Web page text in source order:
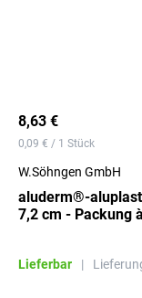
8,63 €
0,09 € / 1 Stück
W.Söhngen GmbH
aluderm®-
7,2 cm - Packung
Lieferbar |